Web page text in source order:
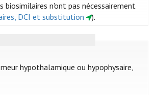
biosimilaires n'ont pas nécessairement
DCI et substitution ).
hypothalamique ou hypophysaire,